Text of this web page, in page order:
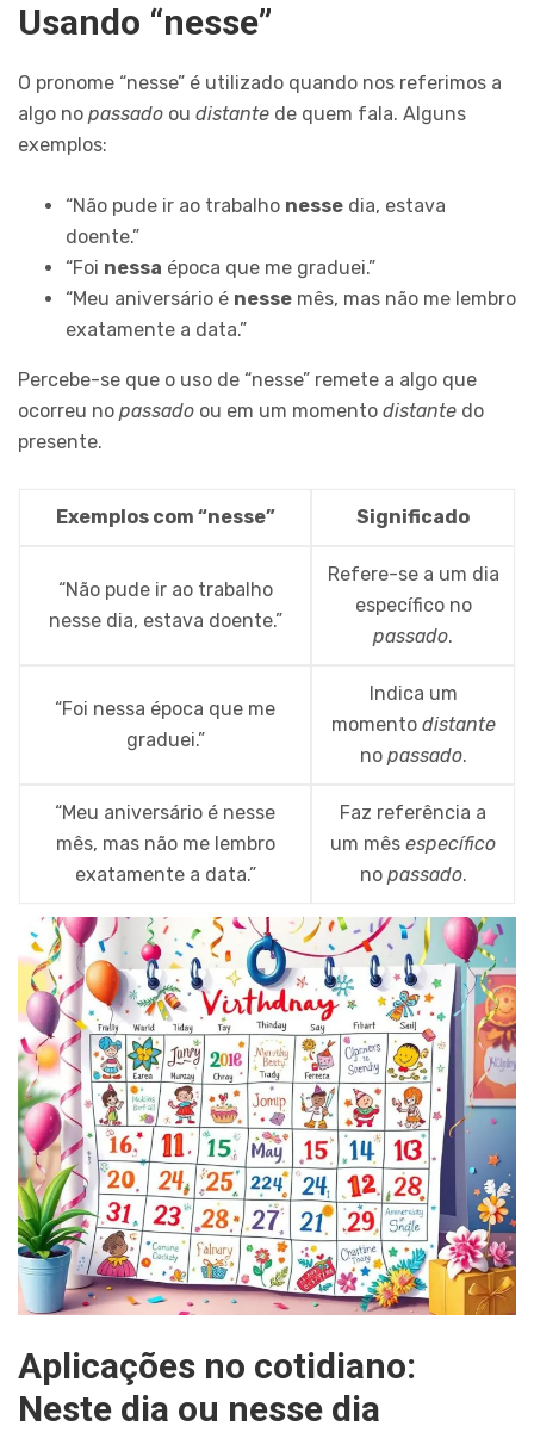
Usando “nesse”
O pronome “nesse” é utilizado quando nos referimos a
algo no passado ou distante de quem fala. Alguns
exemplos:
“Não pude ir ao trabalho nesse dia, estava
doente.”
“Foi nessa época que me graduei.”
“Meu aniversário é nesse mês, mas não me lembro
exatamente a data.”
Percebe-se que o uso de “nesse” remete a algo que
ocorreu no passado ou em um momento distante do
presente.
Exemplos com “nesse” Significado
“Não pude ir ao trabalho
nesse dia, estava doente.”
Refere-se a um dia
específico no
passado.
“Foi nessa época que me
graduei.”
Indica um
momento distante
no passado.
“Meu aniversário é nesse
mês, mas não me lembro
exatamente a data.”
Faz referência a
um mês específico
no passado.
Aplicações no cotidiano:
Neste dia ou nesse dia